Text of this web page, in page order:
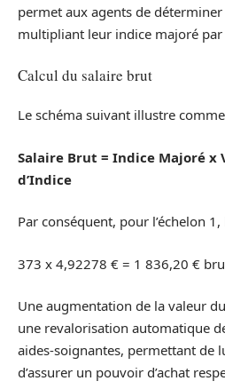
permet aux agents de
multipliant leur indice majoré par
Calcul du salaire brut
Le schéma suivant illustre
Salaire Brut = Indice Majoré x
d’Indice
Par conséquent, pour l’échelon
373 x 4,92278 € = 1 836,20 €
Une augmentation de la valeur
une revalorisation automatique
aides-soignantes, permettant de
d’assurer un pouvoir d’achat